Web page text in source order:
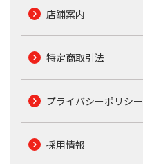
店舗案内
特定商取引法
プライバシーポリシー
採用情報